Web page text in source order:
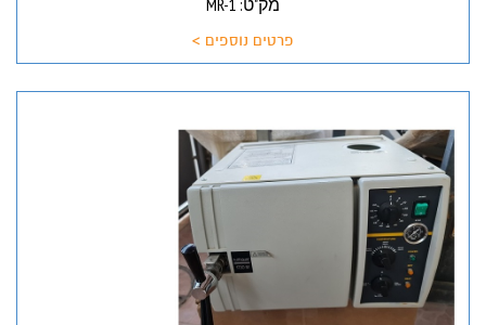
מק"ט: MR-1
פרטים נוספים >